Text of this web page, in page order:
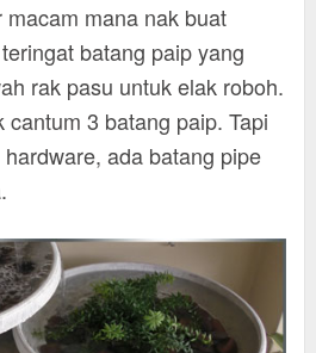
mana nak buat
batang paip yang
rak pasu untuk elak roboh.
3 batang paip. Tapi
ada batang pipe